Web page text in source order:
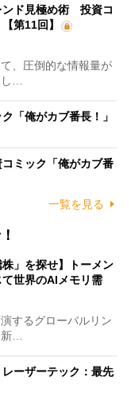
ンド見極め術 投資コ
第11回】
、圧倒的な情報量が
し…
「俺がカブ番長！」
ミック「俺がカブ番
一覧を見る
株」を探せ】トーメン
世界のAIメモリ需
するグローバルリン
新…
レーザーテック：最先